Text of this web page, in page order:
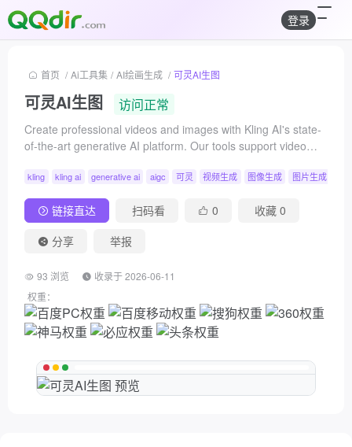
登录
首页 / Ai工具集 / AI绘画生成 / 可灵AI生图
可灵AI生图 访问正常
Create professional videos and images with Kling AI's state-
of-the-art generative AI platform. Our tools support video
capabilities for content creators.
kling kling ai generative ai aigc 可灵 视频生成 图像生成 图片生成
链接直达 扫码看 0 收藏 0
分享
举报
93 浏览
收录于 2026-06-11
权重：